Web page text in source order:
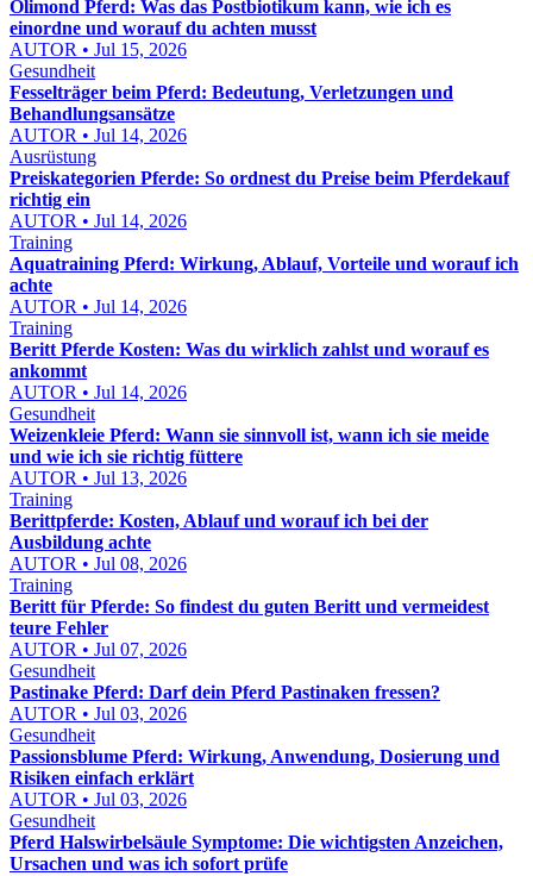
Olimond Pferd: Was das Postbiotikum kann, wie ich es
einordne und worauf du achten musst
AUTOR • Jul 15, 2026
Gesundheit
Fesselträger beim Pferd: Bedeutung, Verletzungen und
Behandlungsansätze
AUTOR • Jul 14, 2026
Ausrüstung
Preiskategorien Pferde: So ordnest du Preise beim Pferdekauf
richtig ein
AUTOR • Jul 14, 2026
Training
Aquatraining Pferd: Wirkung, Ablauf, Vorteile und worauf ich
achte
AUTOR • Jul 14, 2026
Training
Beritt Pferde Kosten: Was du wirklich zahlst und worauf es
ankommt
AUTOR • Jul 14, 2026
Gesundheit
Weizenkleie Pferd: Wann sie sinnvoll ist, wann ich sie meide
und wie ich sie richtig füttere
AUTOR • Jul 13, 2026
Training
Berittpferde: Kosten, Ablauf und worauf ich bei der
Ausbildung achte
AUTOR • Jul 08, 2026
Training
Beritt für Pferde: So findest du guten Beritt und vermeidest
teure Fehler
AUTOR • Jul 07, 2026
Gesundheit
Pastinake Pferd: Darf dein Pferd Pastinaken fressen?
AUTOR • Jul 03, 2026
Gesundheit
Passionsblume Pferd: Wirkung, Anwendung, Dosierung und
Risiken einfach erklärt
AUTOR • Jul 03, 2026
Gesundheit
Pferd Halswirbelsäule Symptome: Die wichtigsten Anzeichen,
Ursachen und was ich sofort prüfe